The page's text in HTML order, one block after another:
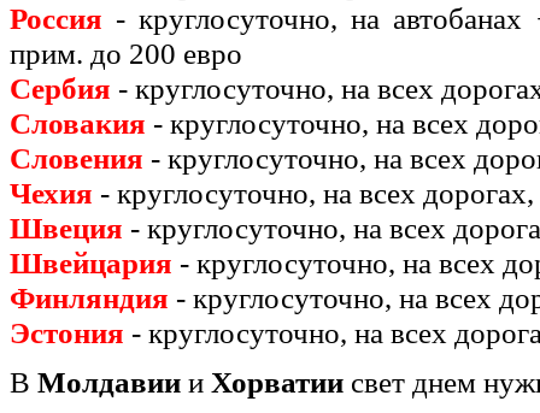
Россия - круглосуточно, на
прим. до 200 евро
Сербия - круглосуточно, на всех
Словакия - круглосуточно, на всех
Словения - круглосуточно, на всех
Чехия - круглосуточно, на всех
Швеция - круглосуточно, на всех
Швейцария - круглосуточно, на всех
Финляндия - круглосуточно, на всех
Эстония - круглосуточно, на всех
В Молдавии и Хорватии свет днем